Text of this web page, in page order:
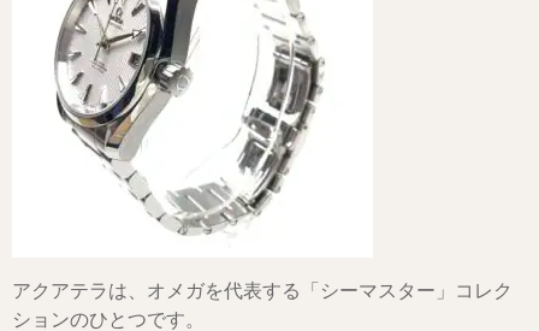
アクアテラは、オメガを代表する「シーマスター」コレク
ションのひとつです。